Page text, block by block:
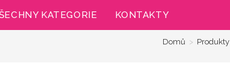
KATEGORIE KONTAKTY
Domů > Produkty